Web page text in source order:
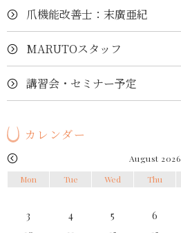
爪機能改善士：末廣亜紀
MARUTOスタッフ
講習会・セミナー予定
カレンダー
August 2026
Mon
Tue Wed Thu
3
4 5 6